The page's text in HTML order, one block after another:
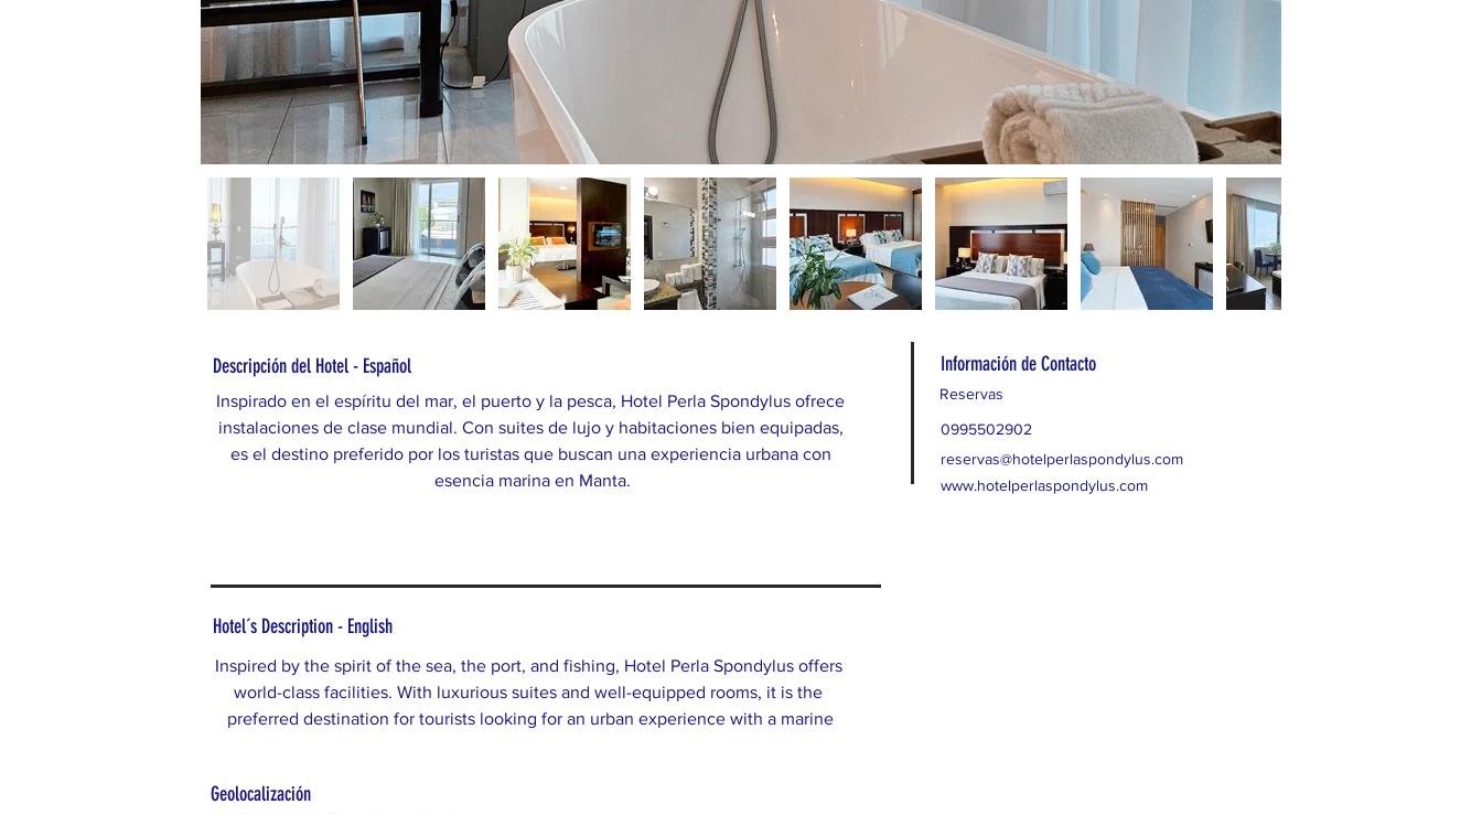
Descripción del Hotel - Español
Inspirado en el espíritu del mar, el puerto y la pesca, Hotel Perla Spondylus ofrece
instalaciones de clase mundial. Con suites de lujo y habitaciones bien equipadas,
es el destino preferido por los turistas que buscan una experiencia urbana con
esencia marina en Manta.
Información de Contacto
Reservas
0995502902
reservas@hotelperlaspondylus.com
www.hotelperlaspondylus.com
Hotel´s Description - English
Inspired by the spirit of the sea, the port, and fishing, Hotel Perla Spondylus offers
world-class facilities. With luxurious suites and well-equipped rooms, it is the
preferred destination for tourists looking for an urban experience with a marine
Geolocalización